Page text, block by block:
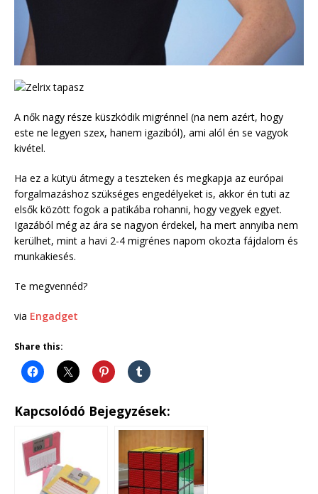
A nők nagy része küszködik migrénnel (na nem azért, hogy
este ne legyen szex, hanem igaziból), ami alól én se vagyok
kivétel.
Ha ez a kütyü átmegy a teszteken és megkapja az európai
forgalmazáshoz szükséges engedélyeket is, akkor én tuti az
elsők között fogok a patikába rohanni, hogy vegyek egyet.
Igazából még az ára se nagyon érdekel, ha mert annyiba nem
kerülhet, mint a havi 2-4 migrénes napom okozta fájdalom és
munkakiesés.
Te megvennéd?
via Engadget
Share this:
Kapcsolódó Bejegyzések: